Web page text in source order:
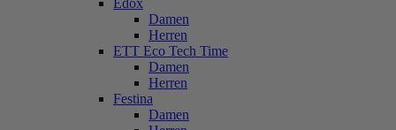
Edox
Damen
Herren
ETT Eco Tech Time
Damen
Herren
Festina
Damen